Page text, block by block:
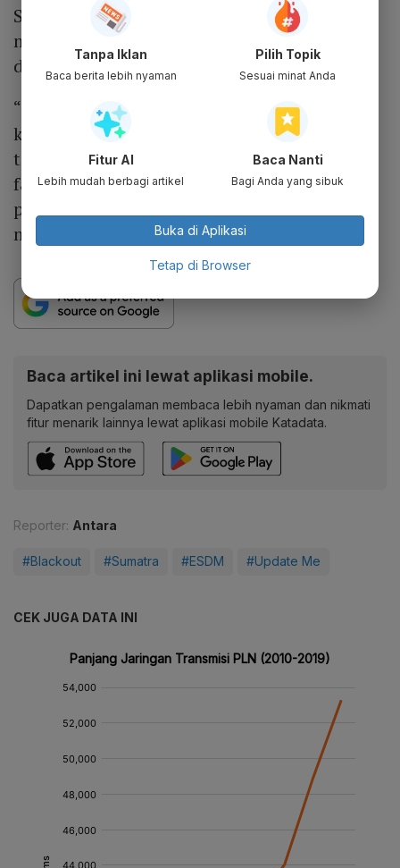
Sementara itu, kondisi fisik tower transmisi
masih dalam keadaan baik dan tidak
ditemukan kerusakan signifikan.
“Berdasarkan keterangan awal di lapangan,
kejadian putusnya kabel transmisi diduga
terjadi secara tiba-tiba akibat pengaruh
faktor cuaca dan masih memerlukan
pendalaman lebih lanjut secara teknis
maupun ilmiah,” ucapnya.
Baca artikel ini lewat aplikasi mobile.
Dapatkan pengalaman membaca lebih nyaman dan nikmati
fitur menarik lainnya lewat aplikasi mobile Katadata.
Reporter: Antara
#Blackout #Sumatra #ESDM #Update Me
CEK JUGA DATA INI
Tanpa Iklan
Baca berita lebih nyaman
Pilih Topik
Sesuai minat Anda
Fitur AI
Lebih mudah berbagi artikel
Baca Nanti
Bagi Anda yang sibuk
Buka di Aplikasi
Tetap di Browser